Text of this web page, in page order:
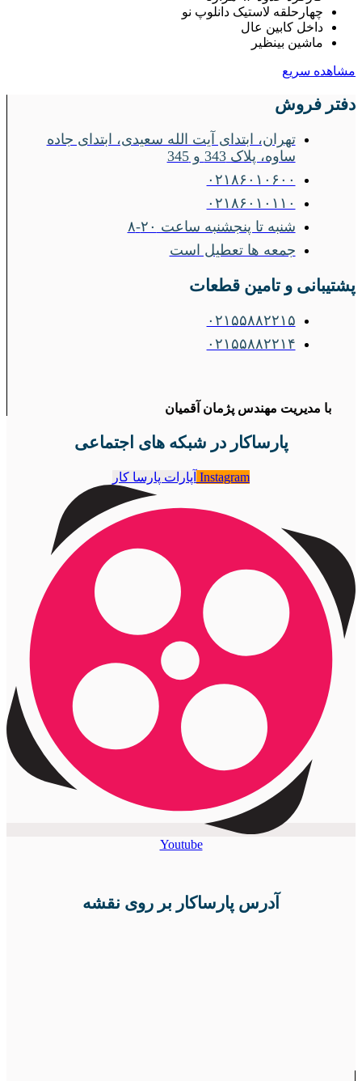
چهارحلقه لاستیک دانلوپ نو
داخل کابین عال
ماشین بینظیر
مشاهده سریع
دفتر فروش
تهران، ابتدای آیت الله سعیدی، ابتدای جاده
ساوه، پلاک 343 و 345
۰۲۱۸۶۰۱۰۶۰۰
۰۲۱۸۶۰۱۰۱۱۰
شنبه تا پنجشنبه ساعت ۲۰-۸
جمعه ها تعطیل است
پشتیبانی و تامین قطعات
۰۲۱۵۵۸۸۲۲۱۵
۰۲۱۵۵۸۸۲۲۱۴
با مدیریت مهندس پژمان آقمیان
پارساکار در شبکه های اجتماعی
Instagram آپارات پارسا کار
Youtube
آدرس پارساکار بر روی نقشه